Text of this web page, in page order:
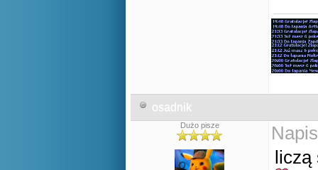
osadnik
Dużo pisze